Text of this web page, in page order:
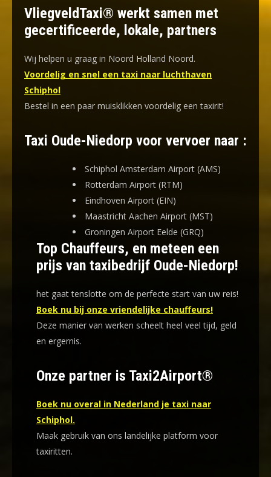
VliegveldTaxi® werkt samen met
gecertificeerde, lokale, partners
Wij helpen u graag in Noord Holland Noord.
Voordelig en snel een taxi naar luchthaven
Schiphol
Bestel in een paar muisklikken voordelig een taxirit!
Taxi Oude-Niedorp voor vervoer naar :
Schiphol Amsterdam Airport (AMS)
Rotterdam Airport (RTM)
Eindhoven Airport (EIN)
Maastricht Aachen Airport (MST)
Groningen Airport Eelde (GRQ)
Top Chauffeurs, en meteen een
prijs van taxibedrijf Oude-Niedorp!
het gaat tenslotte om de perfecte start van uw reis!
Boek nu bij onze vriendelijke chauffeurs!
Deze manier van werken scheelt heel veel tijd, geld
en ergernis.
Onze partner is Taxi2Airport®
Boek nu overal in Nederland je taxi naar
Schiphol.
Maak gebruik van ons landelijke platform voor
taxiritten.